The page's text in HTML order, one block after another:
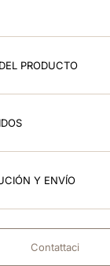
PRODUCTO
Y ENVÍO
Contattaci